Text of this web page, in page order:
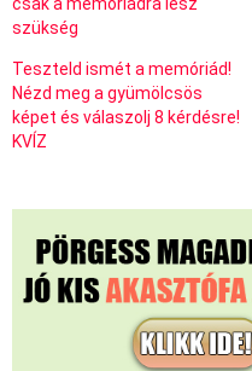
szükség
Teszteld ismét a memóriád!
Nézd meg a gyümölcsös
képet és válaszolj 8 kérdésre!
KVÍZ